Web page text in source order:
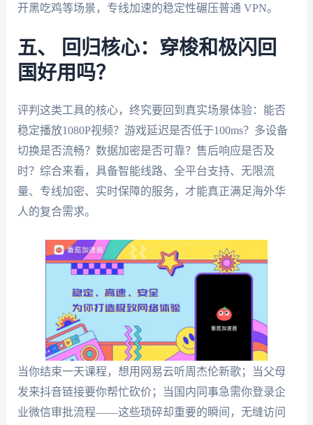
开黑吃鸡等场景，专线加速的稳定性碾压普通 VPN。
五、 回归核心：穿梭和极闪回
国好用吗？
评判这类工具的核心，终究要回到真实场景体验：能否
稳定播放1080P视频？游戏延迟是否低于100ms？多设备
切换是否流畅？数据加密是否可靠？售后响应是否及
时？综合来看，具备智能线路、全平台支持、无限流
量、专线加密、实时保障的服务，才能真正满足海外华
人的复合需求。
当你结束一天课程，想用网易云听周杰伦新歌；当父母
发来抖音链接要你帮忙砍价；当国内同事急需你登录企
业微信审批流程——这些琐碎却重要的瞬间，无缝访问